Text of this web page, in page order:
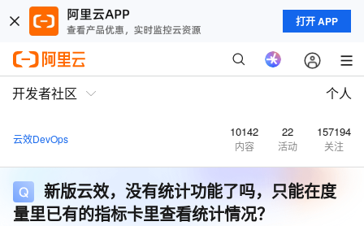
打开 APP
开发者社区 个人
云效DevOps 10142
内容
22
活动
157194
关注
新版云效，没有统计功能了吗，只能在度
量里已有的指标卡里查看统计情况？